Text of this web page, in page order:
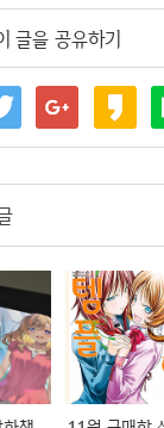
글을 공유하기